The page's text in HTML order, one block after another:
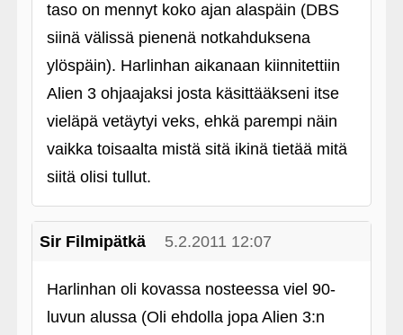
taso on mennyt koko ajan alaspäin (DBS
siinä välissä pienenä notkahduksena
ylöspäin). Harlinhan aikanaan kiinnitettiin
Alien 3 ohjaajaksi josta käsittääkseni itse
vieläpä vetäytyi veks, ehkä parempi näin
vaikka toisaalta mistä sitä ikinä tietää mitä
siitä olisi tullut.
Sir Filmipätkä 5.2.2011 12:07
Harlinhan oli kovassa nosteessa viel 90-
luvun alussa (Oli ehdolla jopa Alien 3:n